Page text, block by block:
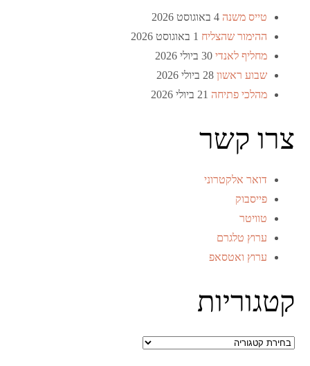
טייס משנה 4 באוגוסט 2026
ההימור שהצליח 1 באוגוסט 2026
מחליף לאנדי 30 ביולי 2026
שבוע ראשון 28 ביולי 2026
מהלכי פתיחה 21 ביולי 2026
צרו קשר
דואר אלקטרוני
פייסבוק
טוויטר
ערוץ טלגרם
ערוץ ואטסאפ
קטגוריות
קטגוריות